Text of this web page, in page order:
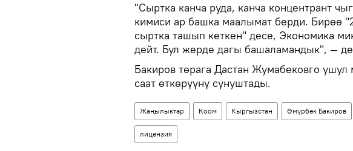
"Сыртка канча руда, канча концентрант
кимиси ар башка маалымат берди. Бирөө
сыртка ташып кеткен" десе, Экономика
дейт. Бул жерде дагы башаламандык", —
Бакиров төрага Дастан Жумабековго
саат өткөрүүнү сунуштады.
Жаңылыктар Коом Кыргызстан Өмүрбек Бакиров
лицензия